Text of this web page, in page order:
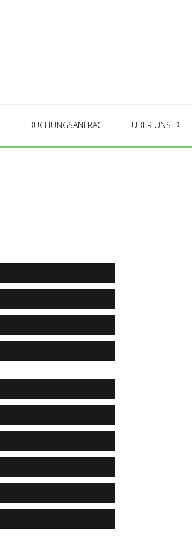
BUCHUNGSANFRAGE ÜBER UNS